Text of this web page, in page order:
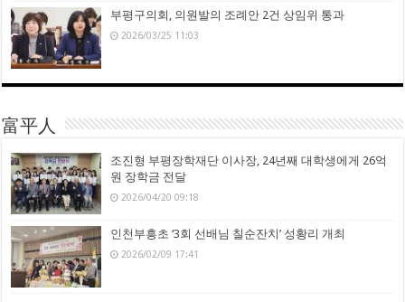
부평구의회, 의원발의 조례안 2건 상임위 통과
2026/03/25 11:03
富平人
조진형 부평장학재단 이사장, 24년째 대학생에게 26억
원 장학금 전달
2026/04/20 09:18
인천부흥초 ‘3회 선배님 칠순잔치’ 성황리 개최
2026/02/09 17:41